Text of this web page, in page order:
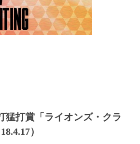
猛打賞「ライオンズ・クラ
）